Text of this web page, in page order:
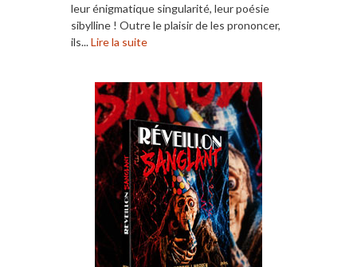
leur énigmatique singularité, leur poésie
sibylline ! Outre le plaisir de les prononcer,
ils...Lire la suite